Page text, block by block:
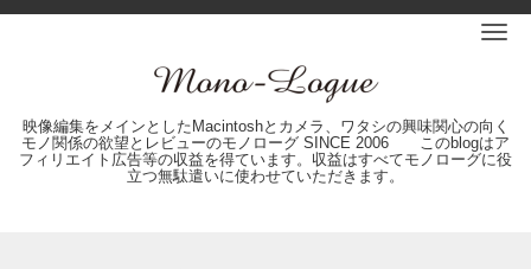
映像編集をメインとしたMacintoshとカメラ、ワタシの興味関心の向く
モノ関係の欲望とレビューのモノローグ SINCE 2006 このblogはア
フィリエイト広告等の収益を得ています。収益はすべてモノローグに役
立つ無駄遣いに使わせていただきます。